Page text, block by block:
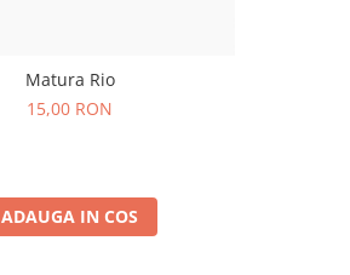
Matura Rio
15,00 RON
ADAUGA IN COS